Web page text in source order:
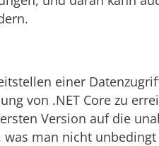
einer
von .NET Core zu
Version auf die
was man nicht